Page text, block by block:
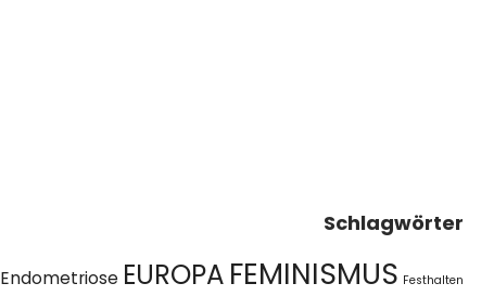
Schlagwörter
Endometriose EUROPA FEMINISMUS Festhalten